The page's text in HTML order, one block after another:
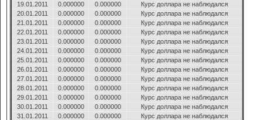
19.01.2011
0.000000 0.000000
Курс доллара не наблюдался
20.01.2011
0.000000 0.000000
Курс доллара не наблюдался
21.01.2011
0.000000 0.000000
Курс доллара не наблюдался
22.01.2011
0.000000 0.000000
Курс доллара не наблюдался
23.01.2011
0.000000 0.000000
Курс доллара не наблюдался
24.01.2011
0.000000 0.000000
Курс доллара не наблюдался
25.01.2011
0.000000 0.000000
Курс доллара не наблюдался
26.01.2011
0.000000 0.000000
Курс доллара не наблюдался
27.01.2011
0.000000 0.000000
Курс доллара не наблюдался
28.01.2011
0.000000 0.000000
Курс доллара не наблюдался
29.01.2011
0.000000 0.000000
Курс доллара не наблюдался
30.01.2011
0.000000 0.000000
Курс доллара не наблюдался
31.01.2011
0.000000 0.000000 Курс доллара не наблюдался